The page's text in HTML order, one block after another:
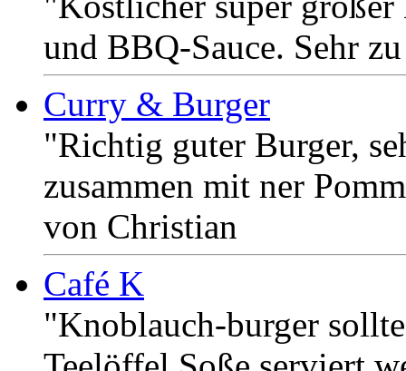
und BBQ-Sauce. Sehr
Curry & Burger
"Richtig guter Burger,
zusammen mit ner
von Christian
Café K
"Knoblauch-burger